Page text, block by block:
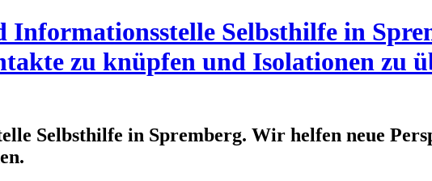
Selbsthilfe in Spremberg. Wir helfen neue